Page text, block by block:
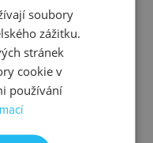
soubory
zážitku.
stránek
cookie v
používání